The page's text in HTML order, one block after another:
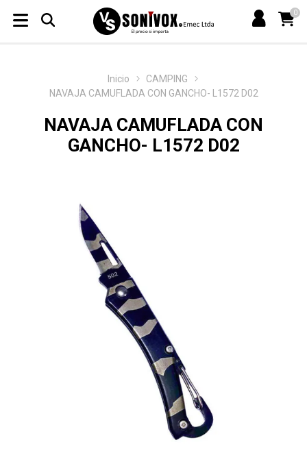
0
Inicio
CAMPING
NAVAJA CAMUFLADA CON GANCHO- L1572 D02
NAVAJA CAMUFLADA CON
GANCHO- L1572 D02